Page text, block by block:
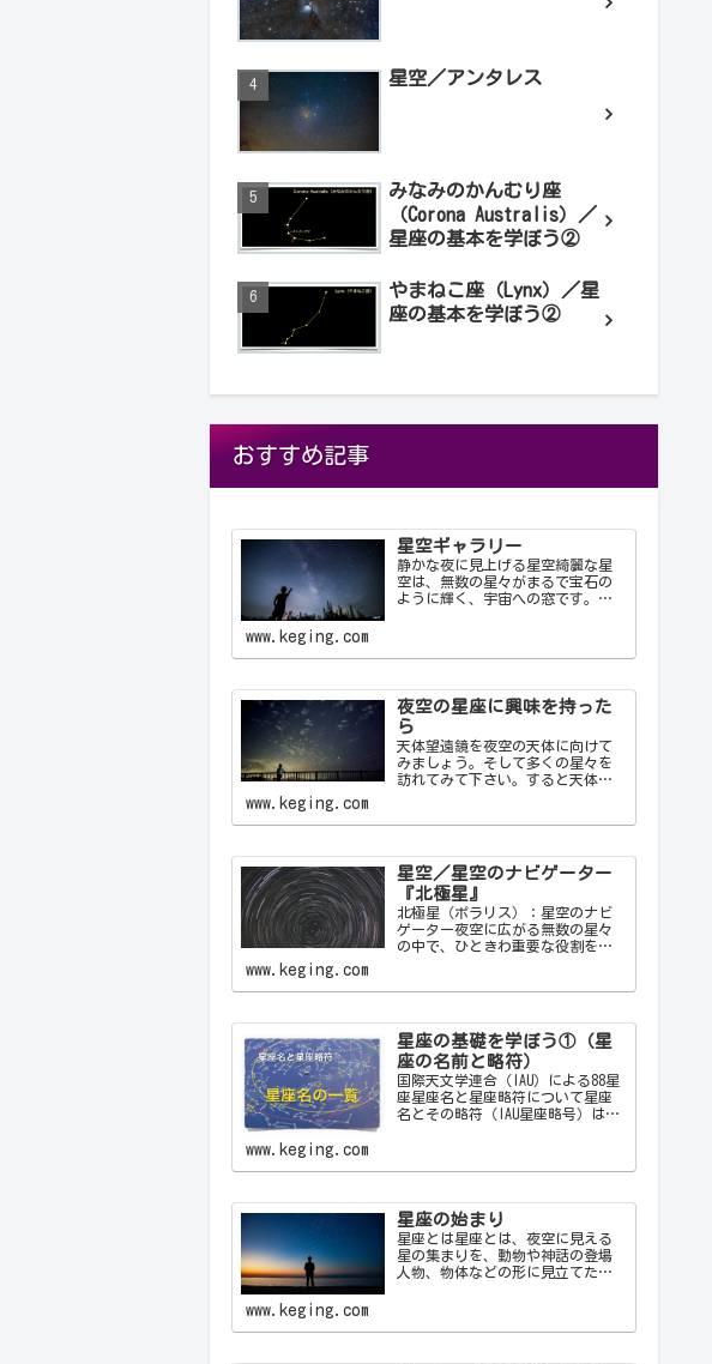
星空／アンタレス
みなみのかんむり座
（Corona Australis）／
星座の基本を学ぼう②
やまねこ座（Lynx）／星
座の基本を学ぼう②
おすすめ記事
星空ギャラリー
静かな夜に見上げる星空綺麗な星
空は、無数の星々がまるで宝石の
ように輝く、宇宙への窓です。静
感…
www.keging.com
夜空の星座に興味を持った
ら
天体望遠鏡を夜空の天体に向けて
みましょう。そして多くの星々を
訪れてみて下さい。すると天体望
色々なメッセージをあなたに伝え
があなたにとって一生の趣味にな
ることでしょう。
www.keging.com
星空／星空のナビゲーター
『北極星』
北極星（ポラリス）：星空のナビ
ゲーター夜空に広がる無数の星々
の中で、ひときわ重要な役割を果
るまで、北極星は航海者や探検家
たしてきました。ここでは…
www.keging.com
星座の基礎を学ぼう①（星
座の名前と略符）
国際天文学連合（IAU）による88星
座星座名と星座略符について星座
名とその略符（IAU星座略号）は、
www.keging.com
星座の始まり
星座とは星座とは、夜空に見える
星の集まりを、動物や神話の登場
人物、物体などの形に見立てたも
www.keging.com